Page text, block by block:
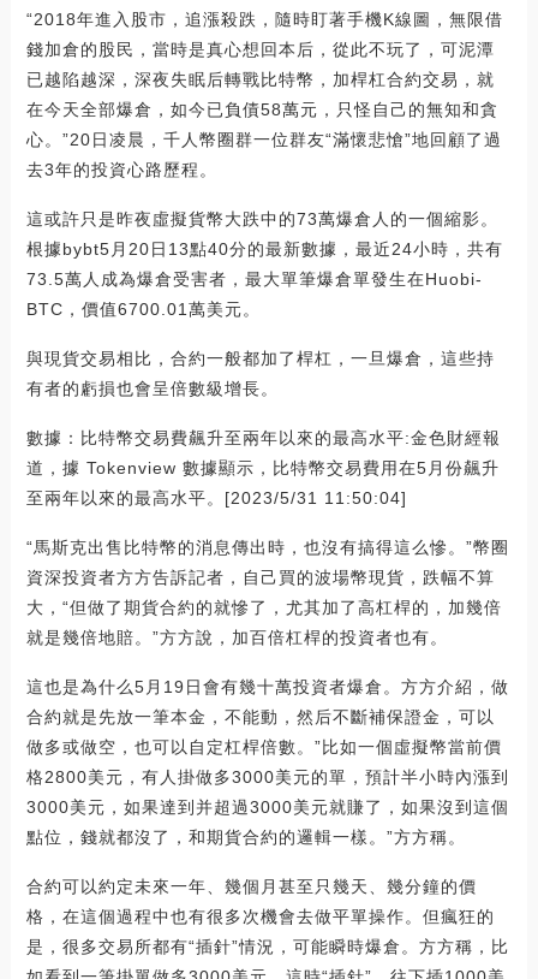
“2018年進入股市，追漲殺跌，隨時盯著手機K線圖，無限借
錢加倉的股民，當時是真心想回本后，從此不玩了，可泥潭
已越陷越深，深夜失眠后轉戰比特幣，加桿杠合約交易，就
在今天全部爆倉，如今已負債58萬元，只怪自己的無知和貪
心。”20日凌晨，千人幣圈群一位群友“滿懷悲愴”地回顧了過
去3年的投資心路歷程。
這或許只是昨夜虛擬貨幣大跌中的73萬爆倉人的一個縮影。
根據bybt5月20日13點40分的最新數據，最近24小時，共有
73.5萬人成為爆倉受害者，最大單筆爆倉單發生在Huobi-
BTC，價值6700.01萬美元。
與現貨交易相比，合約一般都加了桿杠，一旦爆倉，這些持
有者的虧損也會呈倍數級增長。
數據：比特幣交易費飆升至兩年以來的最高水平:金色財經報
道，據 Tokenview 數據顯示，比特幣交易費用在5月份飆升
至兩年以來的最高水平。[2023/5/31 11:50:04]
“馬斯克出售比特幣的消息傳出時，也沒有搞得這么慘。”幣圈
資深投資者方方告訴記者，自己買的波場幣現貨，跌幅不算
大，“但做了期貨合約的就慘了，尤其加了高杠桿的，加幾倍
就是幾倍地賠。”方方說，加百倍杠桿的投資者也有。
這也是為什么5月19日會有幾十萬投資者爆倉。方方介紹，做
合約就是先放一筆本金，不能動，然后不斷補保證金，可以
做多或做空，也可以自定杠桿倍數。”比如一個虛擬幣當前價
格2800美元，有人掛做多3000美元的單，預計半小時內漲到
3000美元，如果達到并超過3000美元就賺了，如果沒到這個
點位，錢就都沒了，和期貨合約的邏輯一樣。”方方稱。
合約可以約定未來一年、幾個月甚至只幾天、幾分鐘的價
格，在這個過程中也有很多次機會去做平單操作。但瘋狂的
是，很多交易所都有“插針”情況，可能瞬時爆倉。方方稱，比